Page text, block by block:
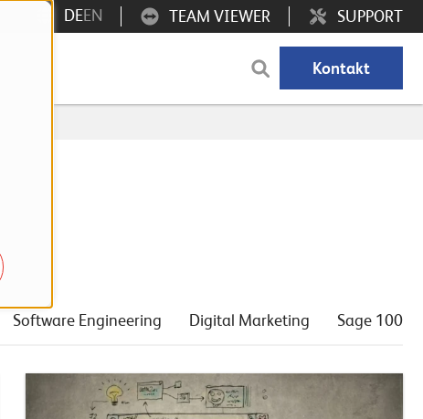
Kontakt
SUPPORT
TEAM VIEWER
DEEN
Software Engineering Digital Marketing Sage 100